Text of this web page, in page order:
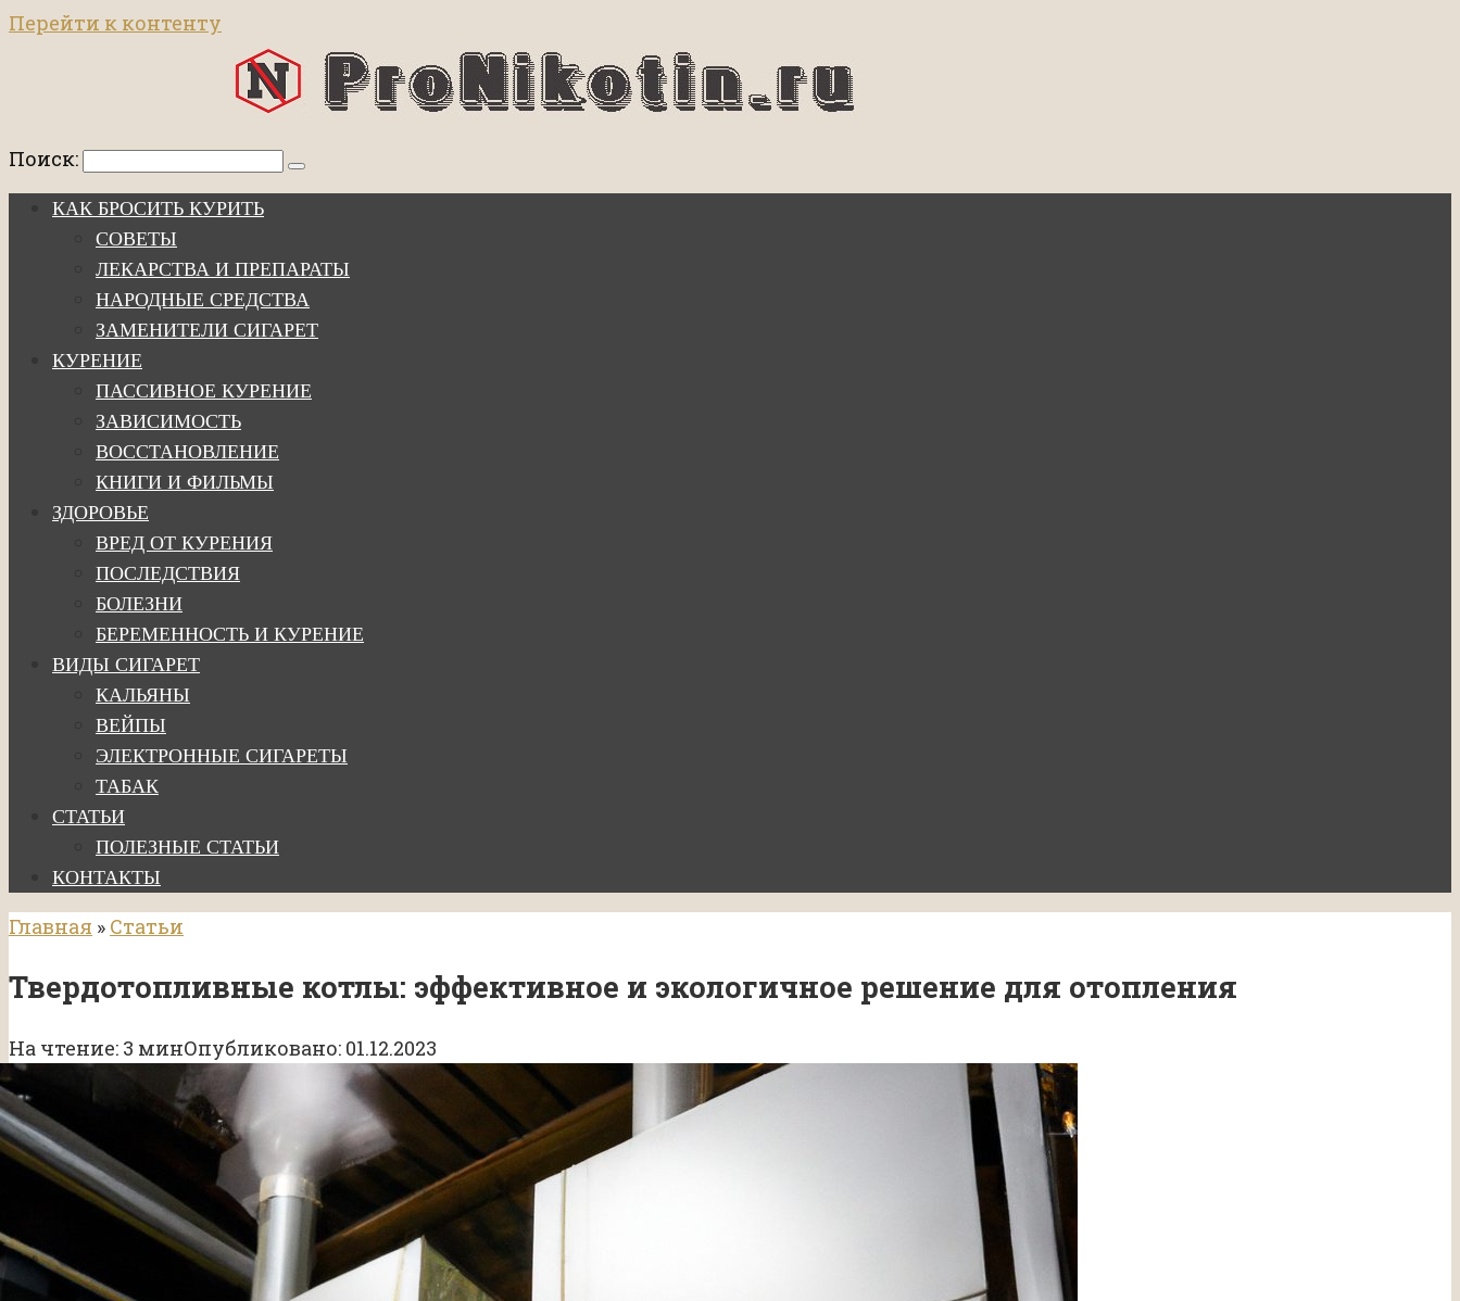
Перейти к контенту
Поиск:
КАК БРОСИТЬ КУРИТЬ
СОВЕТЫ
ЛЕКАРСТВА И ПРЕПАРАТЫ
НАРОДНЫЕ СРЕДСТВА
ЗАМЕНИТЕЛИ СИГАРЕТ
КУРЕНИЕ
ПАССИВНОЕ КУРЕНИЕ
ЗАВИСИМОСТЬ
ВОССТАНОВЛЕНИЕ
КНИГИ И ФИЛЬМЫ
ЗДОРОВЬЕ
ВРЕД ОТ КУРЕНИЯ
ПОСЛЕДСТВИЯ
БОЛЕЗНИ
БЕРЕМЕННОСТЬ И КУРЕНИЕ
ВИДЫ СИГАРЕТ
КАЛЬЯНЫ
ВЕЙПЫ
ЭЛЕКТРОННЫЕ СИГАРЕТЫ
ТАБАК
СТАТЬИ
ПОЛЕЗНЫЕ СТАТЬИ
КОНТАКТЫ
Главная » Статьи
Твердотопливные котлы: эффективное и экологичное решение для отопления
На чтение: 3 минОпубликовано: 01.12.2023